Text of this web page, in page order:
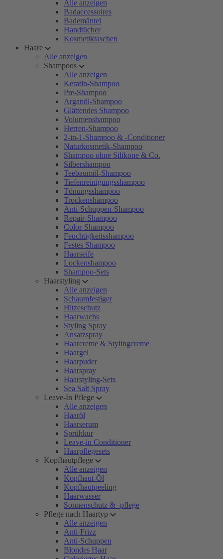
Alle anzeigen
Badaccessoires
Bademäntel
Handtücher
Kosmetiktaschen
Haare
Alle anzeigen
Shampoos
Alle anzeigen
Keratin-Shampoo
Pre-Shampoo
Arganöl-Shampoo
Glättendes Shampoo
Volumenshampoo
Herren-Shampoo
2-in-1-Shampoo & -Conditioner
Naturkosmetik-Shampoo
Shampoo ohne Silikone & Co.
Silbershampoo
Teebaumöl-Shampoo
Tiefenreinigungsshampoo
Tönungsshampoo
Trockenshampoo
Anti-Schuppen-Shampoo
Repair-Shampoo
Color-Shampoo
Feuchtigkeitsshampoo
Festes Shampoo
Haarseife
Lockenshampoo
Shampoo-Sets
Haarstyling
Alle anzeigen
Schaumfestiger
Hitzeschutz
Haarwachs
Styling Spray
Ansatzspray
Haarcreme & Stylingcreme
Haargel
Haarpuder
Haarspray
Haarstyling-Sets
Sea Salt Spray
Leave-In Pflege
Alle anzeigen
Haaröl
Haarserum
Sprühkur
Leave-in Conditioner
Haarpflegesets
Kopfhautpflege
Alle anzeigen
Kopfhaut-Öl
Kopfhautpeeling
Haarwasser
Sonnenschutz & -pflege
Pflege nach Haartyp
Alle anzeigen
Anti-Frizz
Anti-Schuppen
Blondes Haar